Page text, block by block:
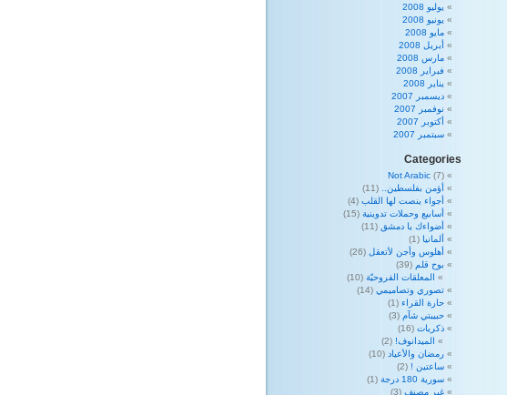
يوليو 2008
يونيو 2008
مايو 2008
أبريل 2008
مارس 2008
فبراير 2008
يناير 2008
ديسمبر 2007
نوفمبر 2007
أكتوبر 2007
سبتمبر 2007
Categories
Not Arabic (7)
أؤمن بفلسطين..
(11)
أجواء ينصت لها القلب (4)
أسابيع وحملات تدوينية (15)
أضواءك يا دمشق (11)
ألمانيا (1)
أهلوس وأجن لأتعقل (26)
بوح قلم (39)
المعلقات الفروحيّة (10)
تصوري وتصاميمي (14)
حارة القراء (1)
حبيبتي شآم (3)
ذكريات (16)
الميدانوف! (2)
رمضان والأعياد (10)
ساعتين ! (2)
سورية 180 درجة
(1)
غير مصنف (3)